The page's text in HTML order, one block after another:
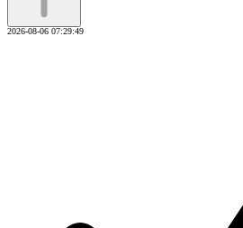
2026-08-06 07:29:49